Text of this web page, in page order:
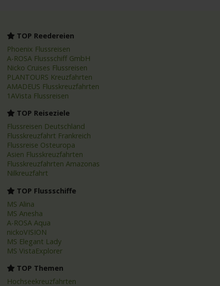
TOP Reedereien
Phoenix Flussreisen
A-ROSA Flussschiff GmbH
Nicko Cruises Flussreisen
PLANTOURS Kreuzfahrten
AMADEUS Flusskreuzfahrten
1AVista Flussreisen
TOP Reiseziele
Flussreisen Deutschland
Flusskreuzfahrt Frankreich
Flussreise Osteuropa
Asien Flusskreuzfahrten
Flusskreuzfahrten Amazonas
Nilkreuzfahrt
TOP Flussschiffe
MS Alina
MS Anesha
A-ROSA Aqua
nickoVISION
MS Elegant Lady
MS VistaExplorer
TOP Themen
Hochseekreuzfahrten